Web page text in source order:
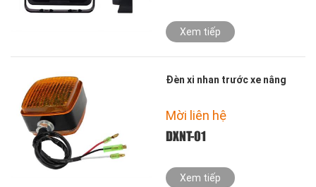
Xem tiếp
Đèn xi nhan trước xe nâng
Mời liên hệ
DXNT-01
Xem tiếp